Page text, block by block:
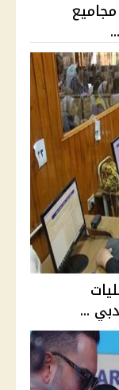
2026.. الكليات
...